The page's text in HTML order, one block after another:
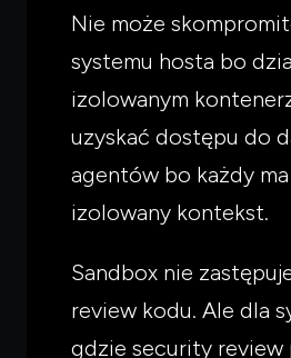
Nie może
systemu hosta bo
izolowanym
uzyskać dostępu do
agentów bo każdy
izolowany kontekst.
Sandbox nie
review kodu. Ale dla
gdzie security review